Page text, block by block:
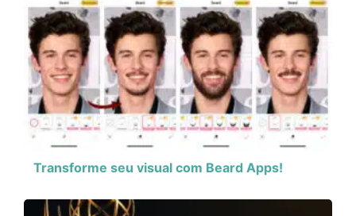
Transforme seu visual com Beard Apps!